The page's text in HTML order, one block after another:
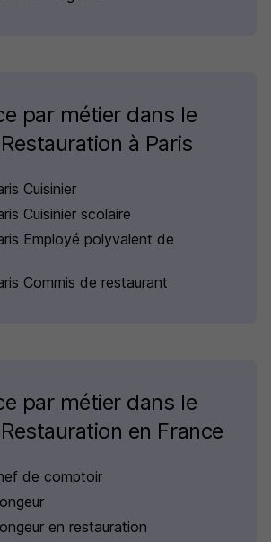
par métier dans le
à Paris
Cuisinier
Cuisinier scolaire
Employé polyvalent de
Commis de restaurant
par métier dans le
en France
de comptoir
en restauration